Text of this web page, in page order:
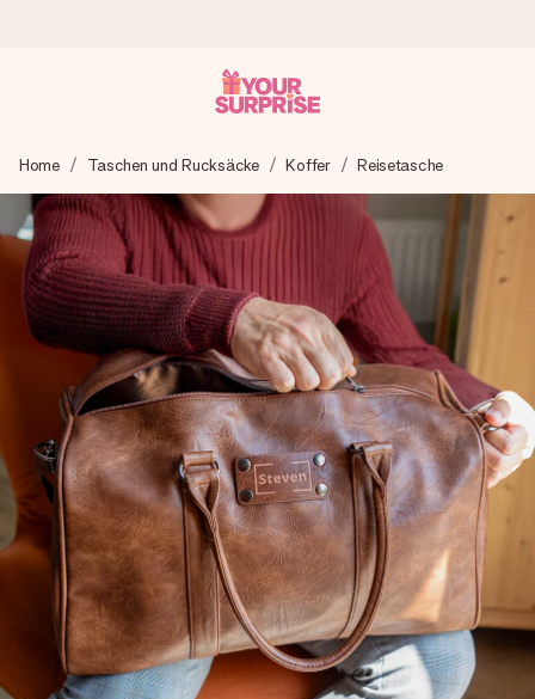
Wir bereiten dein Geschenk sorgfältig vor und schicken es
blitzschnell – damit du es genau zum richtigen Zeitpunkt
überreichen kannst, wenn es am meisten zählt.
4,8 (basierend auf +15.000 Bewertungen)
Unsere Geschenke begeistern. Kunden bewerten uns mit
4,8 bei Google Reviews (Gesamtergebnis aller Länder, in
die wir versenden).
Mit Liebe gemacht, im Handumdrehen
Erstelle etwas Einzigartiges in wenigen Schritten – mit
ihrem Namen, deinem Foto oder einer Nachricht von
Herzen. Kein Stress, nur pure Liebe für den perfekten
Moment.
Home Taschen und Rucksäcke Koffer Reisetasche